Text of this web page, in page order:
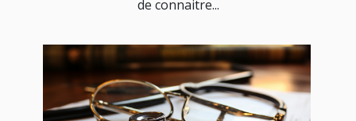
de connaitre...